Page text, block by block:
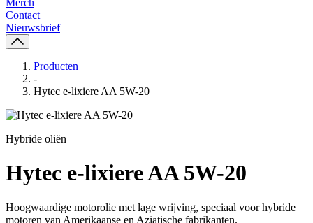
Merch
Contact
Nieuwsbrief
Producten
-
Hytec e-lixiere AA 5W-20
Hybride oliën
Hytec e-lixiere AA 5W-20
Hoogwaardige motorolie met lage wrijving, speciaal voor hybride
motoren van Amerikaanse en Aziatische fabrikanten.